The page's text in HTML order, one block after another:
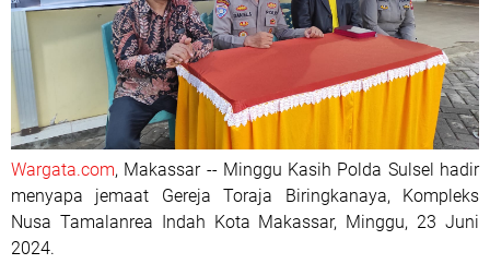
Wargata.com, Makassar -- Minggu Kasih Polda Sulsel hadir
menyapa jemaat Gereja Toraja Biringkanaya, Kompleks
Nusa Tamalanrea Indah Kota Makassar, Minggu, 23 Juni
2024.